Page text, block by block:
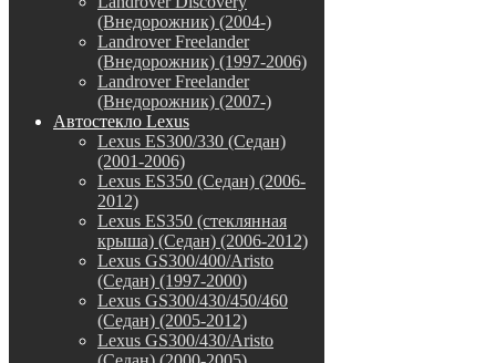
(Внедорожник) (2004-)
Landrover Freelander
(Внедорожник) (1997-2006)
Landrover Freelander
(Внедорожник) (2007-)
Автостекло Lexus
Lexus ES300/330 (Седан)
(2001-2006)
Lexus ES350 (Седан) (2006-
2012)
Lexus ES350 (стеклянная
крыша) (Седан) (2006-2012)
Lexus GS300/400/Aristo
(Седан) (1997-2000)
Lexus GS300/430/450/460
(Седан) (2005-2012)
Lexus GS300/430/Aristo